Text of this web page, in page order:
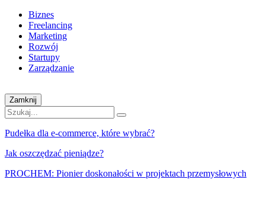
Biznes
Freelancing
Marketing
Rozwój
Startupy
Zarządzanie
Zamknij
Pudełka dla e-commerce, które wybrać?
Jak oszczędzać pieniądze?
PROCHEM: Pionier doskonałości w projektach przemysłowych